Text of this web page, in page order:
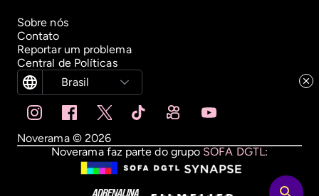
Sobre nós
Contato
Reportar um problema
Central de Políticas
Brasil
Noverama © 2026
Noverama faz parte do grupo SOFA DGTL: